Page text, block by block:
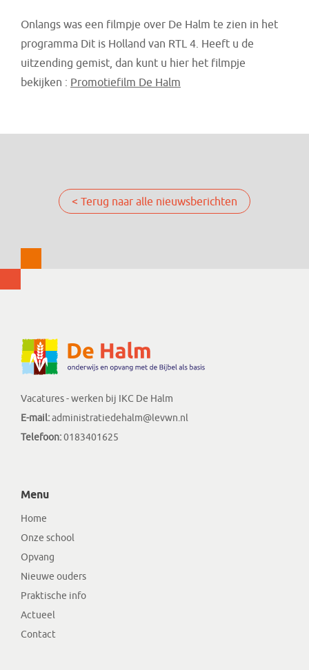
Onlangs was een filmpje over De Halm te zien in het
programma Dit is Holland van RTL 4. Heeft u de
uitzending gemist, dan kunt u hier het filmpje
bekijken : Promotiefilm De Halm
< Terug naar alle nieuwsberichten
Vacatures - werken bij IKC De Halm
E-mail:administratiedehalm@levwn.nl
Telefoon:0183401625
Menu
Home
Onze school
Opvang
Nieuwe ouders
Praktische info
Actueel
Contact